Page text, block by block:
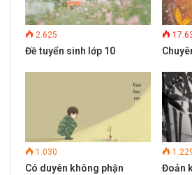
2.625
Đề tuyển sinh lớp 10
1.030
Có duyên không phận Đoản